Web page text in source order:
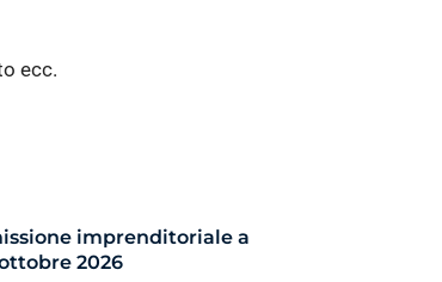
ecc.
imprenditoriale a
2026